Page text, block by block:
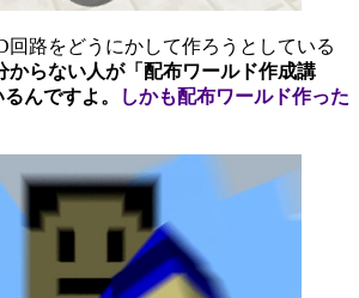
回路をどうにかして作ろうとしている
からない人が「配布ワールド作成講
んですよ。
しかも配布ワールド作った